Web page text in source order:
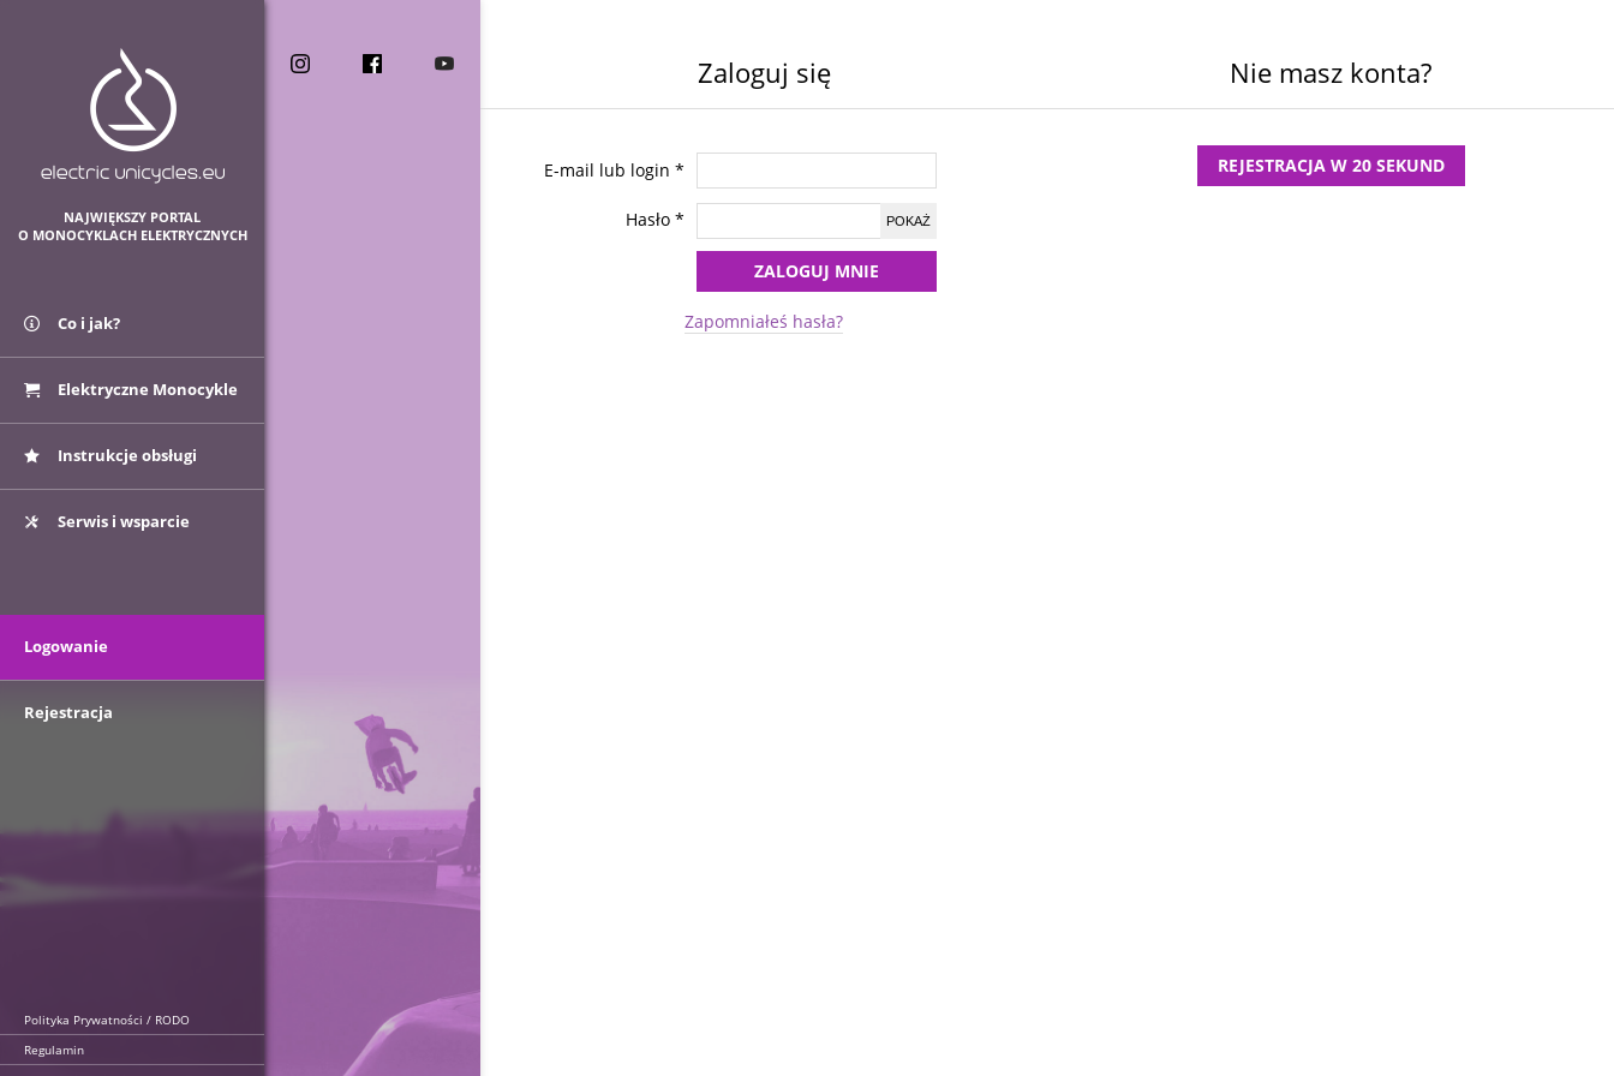
Zaloguj się
E-mail lub login *
Hasło * POKAŻ
ZALOGUJ MNIE
Zapomniałeś hasła?
Nie masz konta?
REJESTRACJA W 20 SEKUND
NAJWIĘKSZY PORTAL
O MONOCYKLACH ELEKTRYCZNYCH
Co i jak?
Elektryczne Monocykle
Instrukcje obsługi
Serwis i wsparcie
Logowanie
Rejestracja
Polityka Prywatności / RODO
Regulamin